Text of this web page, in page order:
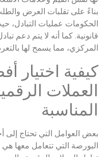
بناءً على تقلبات العرض
الحكومات عمليات التبادل،
قانونية. كما أنه لا يتم دعم
المركزي، مما يسمح لها
كيفية اختيار
العملات
المناسبة
بعض العوامل التي تحتاج إلى
البورصة التي تتعامل معها